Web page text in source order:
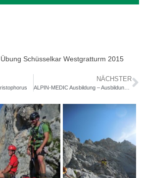
Übung Schüsselkar Westgratturm 2015
NÄCHSTER
ALPIN-MEDIC Ausbildung – Ausbildungszentrum Jamtal